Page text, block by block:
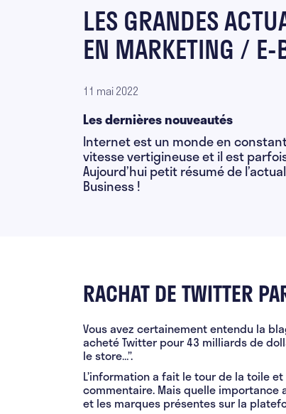
LES GRANDES
EN MARKETING / E-
11 mai 2022
Les dernières nouveautés
Internet est un monde en
vitesse vertigineuse et il est
Aujourd’hui petit résumé de
Business !
RACHAT DE TWITTER
Vous avez certainement entendu la
acheté Twitter pour 43 milliards de
le store…”.
L’information a fait le tour de la toile
commentaire. Mais quelle
et les marques présentes sur la